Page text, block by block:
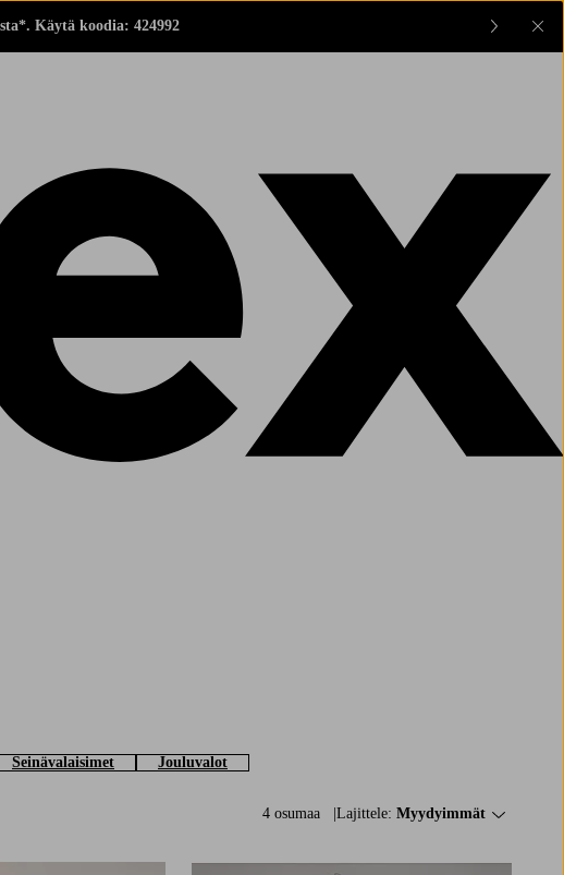
Käytä koodia: 424992
Seinävalaisimet Jouluvalot
4 osumaa Lajittele: Myydyimmät